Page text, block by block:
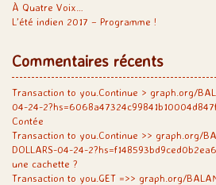
À Quatre Voix…
L’été indien 2017 – Programme !
Commentaires récents
Transaction to you.Continue > graph.org/
04-24-
Contée
Transaction to you.Continue >> graph.org/
DOLLARS-04-24-
une cachette ?
Transaction to you.GET =>> graph.org/